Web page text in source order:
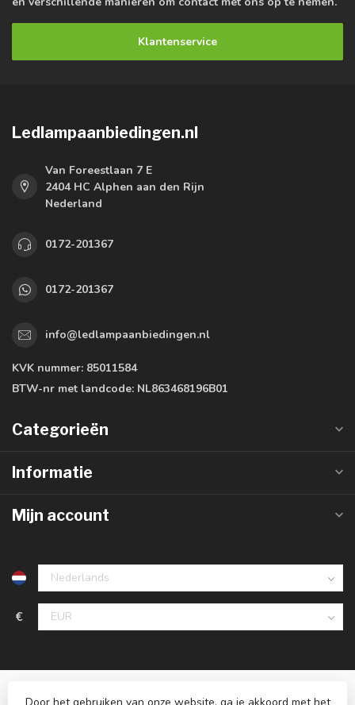
Klantenservice
Ledlampaanbiedingen.nl
Van Foreestlaan 7 E
2404 HC Alphen aan den Rijn
Nederland
0172-201367
0172-201367
info@ledlampaanbiedingen.nl
KVK nummer: 85011584
BTW-nr met landcode: NL863468196B01
Categorieën
Informatie
Mijn account
€